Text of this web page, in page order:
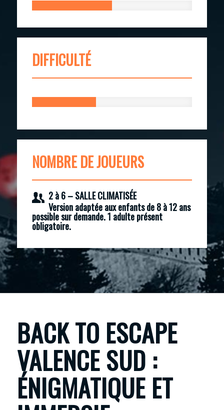
DIFFICULTÉ
NOMBRE DE JOUEURS
2 à 6 –SALLECLIMATISÉE
Version adaptée aux enfants de 8 à 12 ans
possible sur demande. 1 adulte présent
obligatoire.
BACK TO ESCAPE
VALENCE SUD :
ÉNIGMATIQUE ET